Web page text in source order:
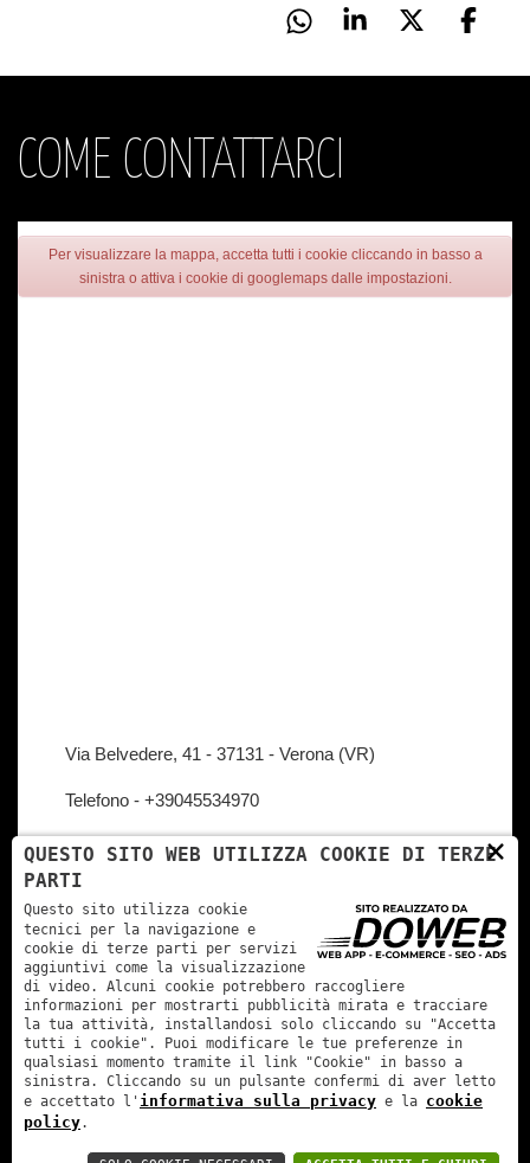
COME CONTATTARCI
Per visualizzare la mappa, accetta tutti i cookie cliccando in basso a
sinistra o attiva i cookie di googlemaps dalle impostazioni.
Via Belvedere, 41 - 37131 - Verona (VR)
Telefono - +39045534970
Email -info@stylistad.it
Stylist Ad di Diego Andreoli | P. Iva: 02549350235 |
Realizzazione siti web Verona
×
QUESTO SITO WEB UTILIZZA COOKIE DI TERZE
PARTI
Questo sito utilizza cookie
tecnici per la navigazione e
cookie di terze parti per servizi
aggiuntivi come la visualizzazione
di video. Alcuni cookie potrebbero raccogliere
informazioni per mostrarti pubblicità mirata e tracciare
la tua attività, installandosi solo cliccando su "Accetta
tutti i cookie". Puoi modificare le tue preferenze in
qualsiasi momento tramite il link "Cookie" in basso a
sinistra. Cliccando su un pulsante confermi di aver letto
e accettato l' informativa sulla privacy e la cookie
policy.